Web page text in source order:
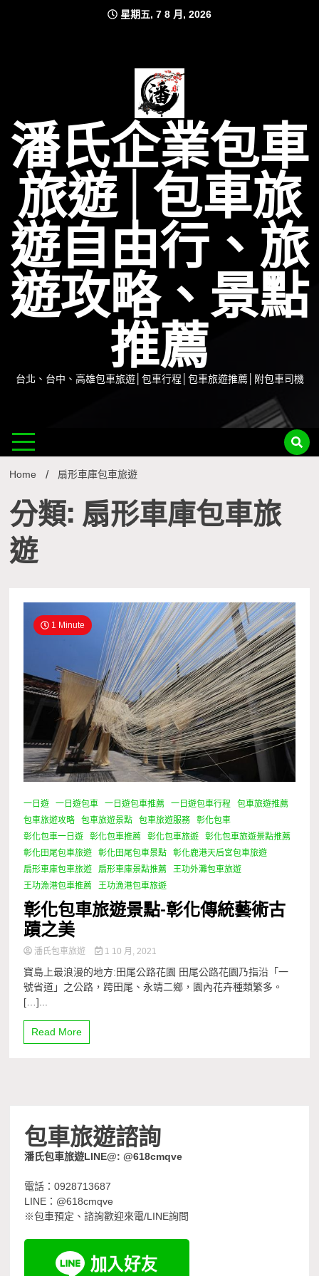
星期五, 7 8 月, 2026
潘氏企業包車
旅遊│包車旅
遊自由行、旅
遊攻略、景點
推薦
台北、台中、高雄包車旅遊│包車行程│包車旅遊推薦│附包車司機
Home 扇形車庫包車旅遊
分類: 扇形車庫包車旅
遊
1 Minute
一日遊 一日遊包車 一日遊包車推薦 一日遊包車行程
包車旅遊推薦
包車旅遊攻略
包車旅遊景點 包車旅遊服務
彰化包車
彰化包車一日遊
彰化包車推薦 彰化包車旅遊
彰化包車旅遊景點推薦
彰化田尾包車旅遊
彰化田尾包車景點
彰化鹿港天后宮包車旅遊
扇形車庫包車旅遊
扇形車庫景點推薦
王功外灘包車旅遊
王功漁港包車推薦
王功漁港包車旅遊
彰化包車旅遊景點-彰化傳統藝術古
蹟之美
潘氏包車旅遊 1 10 月, 2021
寶島上最浪漫的地方:田尾公路花園 田尾公路花園乃指沿「一
號省道」之公路，跨田尾、永靖二鄉，園內花卉種類繁多。
[…]...
Read More
包車旅遊諮詢
潘氏包車旅遊LINE@: @618cmqve
電話：0928713687
LINE：@618cmqve
※包車預定、諮詢歡迎來電/LINE詢問